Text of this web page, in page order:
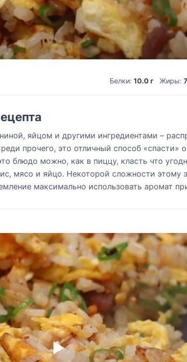
Белки: 10.0 г Жиры:
яйцом и другими ингредиентами –
прочего, это отличный способ «спасти»
блюдо можно, как в пиццу, класть что
мясо и яйцо. Некоторой сложности этому
максимально использовать аромат